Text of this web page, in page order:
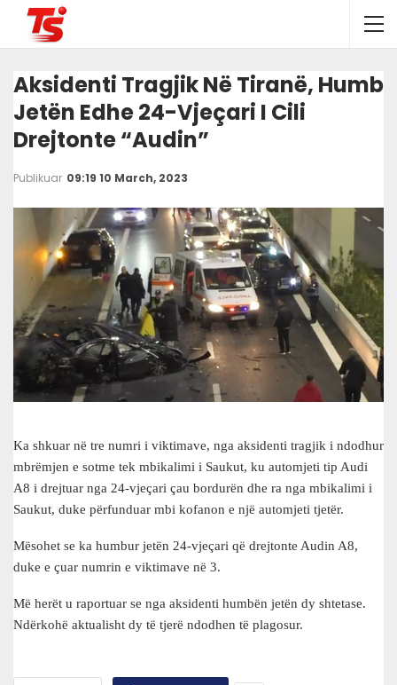
Aksidenti Tragjik Në Tiranë, Humb
Jetën Edhe 24-Vjeçari I Cili
Drejtonte “Audin”
Publikuar 09:19 10 March, 2023
Ka shkuar në tre numri i viktimave, nga aksidenti tragjik i ndodhur
mbrëmjen e sotme tek mbikalimi i Saukut, ku automjeti tip Audi
A8 i drejtuar nga 24-vjeçari çau bordurën dhe ra nga mbikalimi i
Saukut, duke përfunduar mbi kofanon e një automjeti tjetër.
Mësohet se ka humbur jetën 24-vjeçari që drejtonte Audin A8,
duke e çuar numrin e viktimave në 3.
Më herët u raportuar se nga aksidenti humbën jetën dy shtetase.
Ndërkohë aktualisht dy të tjerë ndodhen të plagosur.